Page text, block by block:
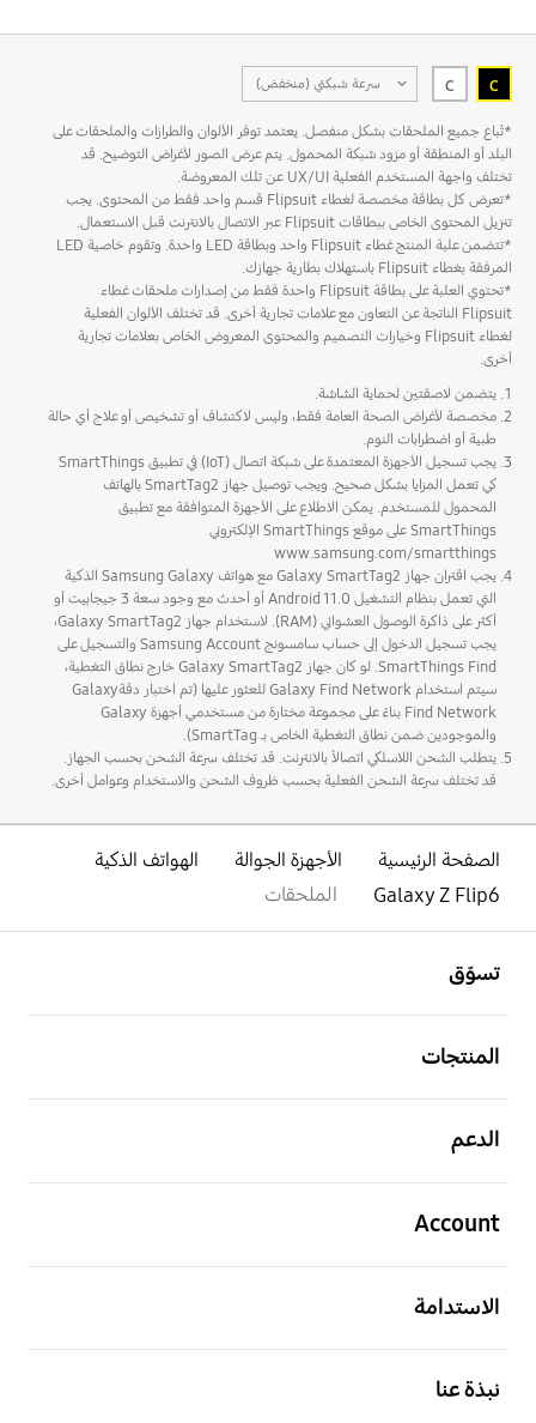
*تُباع جميع الملحقات بشكل منفصل. يعتمد توفر الألوان والطرازات والملحقات على
البلد أو المنطقة أو مزود شبكة المحمول. يتم عرض الصور لأغراض التوضيح. قد
تختلف واجهة المستخدم الفعلية UX/UI عن تلك المعروضة.
*تعرض كل بطاقة مخصصة لغطاء Flipsuit قسم واحد فقط من المحتوى. يجب
تنزيل المحتوى الخاص ببطاقات Flipsuit عبر الاتصال بالانترنت قبل الاستعمال.
*تتضمن علبة المنتج غطاء Flipsuit واحد وبطاقة LED واحدة. وتقوم خاصية LED
المرفقة بغطاء Flipsuit باستهلاك بطارية جهازك.
*تحتوي العلبة على بطاقة Flipsuit واحدة فقط من إصدارات ملحقات غطاء
Flipsuit الناتجة عن التعاون مع علامات تجارية أخرى. قد تختلف الألوان الفعلية
لغطاء Flipsuit وخيارات التصميم والمحتوى المعروض الخاص بعلامات تجارية
أخرى.
C
C سرعة شبكتي (منخفض)
يتضمن لاصقتين لحماية الشاشة.
مخصصة لأغراض الصحة العامة فقط، وليس لاكتشاف أو تشخيص أو علاج أي حالة
طبية أو اضطرابات النوم.
يجب تسجيل الأجهزة المعتمدة على شبكة اتصال (IoT) في تطبيق SmartThings
كي تعمل المزايا بشكل صحيح. ويجب توصيل جهاز SmartTag2 بالهاتف
المحمول للمستخدم. يمكن الاطلاع على الأجهزة المتوافقة مع تطبيق
SmartThings على موقع SmartThings الإلكتروني
www.samsung.com/smartthings
يجب اقتران جهاز Galaxy SmartTag2 مع هواتف Samsung Galaxy الذكية
التي تعمل بنظام التشغيل Android 11.0 أو أحدث مع وجود سعة 3 جيجابيت أو
أكثر على ذاكرة الوصول العشوائي (RAM). لاستخدام جهاز Galaxy SmartTag2،
يجب تسجيل الدخول إلى حساب سامسونج Samsung Account والتسجيل على
SmartThings Find. لو كان جهاز Galaxy SmartTag2 خارج نطاق التغطية،
سيتم استخدام Galaxy Find Network للعثور عليها (تم اختبار دقةGalaxy
Find Network بناءً على مجموعة مختارة من مستخدمي أجهزة Galaxy
والموجودين ضمن نطاق التغطية الخاص بـ SmartTag).
يتطلب الشحن اللاسلكي اتصالاً بالانترنت. قد تختلف سرعة الشحن بحسب الجهاز.
قد تختلف سرعة الشحن الفعلية بحسب ظروف الشحن والاستخدام وعوامل أخرى.
الصفحة الرئيسية الأجهزة الجوالة
الهواتف الذكية
Galaxy Z Flip6
الملحقات
تسوّق
المنتجات
الدعم
Account
الاستدامة
نبذة عنا